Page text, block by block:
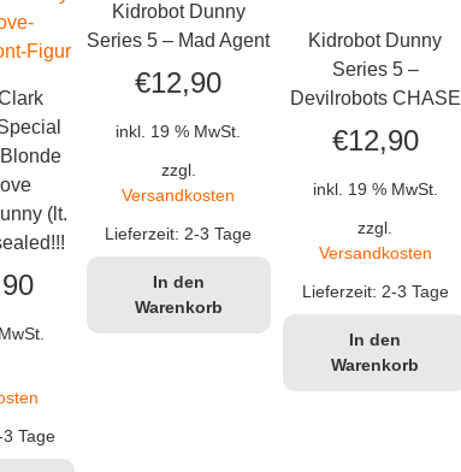
(lt.
3 Tage
Kidrobot Dunny
Series 5 – Mad Agent
€12,90
inkl. 19 % MwSt.
zzgl.
Versandkosten
Lieferzeit: 2-3 Tage
In den
Warenkorb
Kidrobot Dunny
Series 5 –
Devilrobots CHASE
€12,90
inkl. 19 % MwSt.
zzgl.
Versandkosten
Lieferzeit: 2-3 Tage
In den
Warenkorb